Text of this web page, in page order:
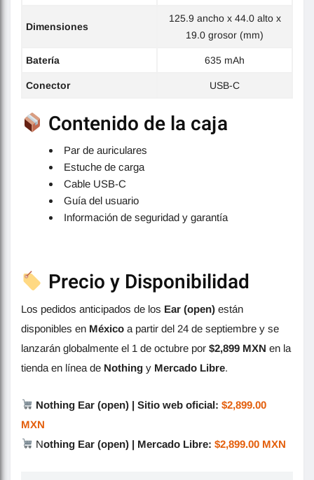
Dimensiones
125.9 ancho x 44.0 alto x
19.0 grosor (mm)
Batería 635 mAh
Conector USB-C
Contenido de la caja
Par de auriculares
Estuche de carga
Cable USB-C
Guía del usuario
Información de seguridad y garantía
Precio y Disponibilidad
Los pedidos anticipados de los Ear (open) están
disponibles en México a partir del 24 de septiembre y se
lanzarán globalmente el 1 de octubre por $2,899 MXN en la
tienda en línea de Nothing y Mercado Libre.
Nothing Ear (open) | Sitio web oficial:$2,899.00
MXN
Nothing Ear (open) | Mercado Libre:$2,899.00 MXN